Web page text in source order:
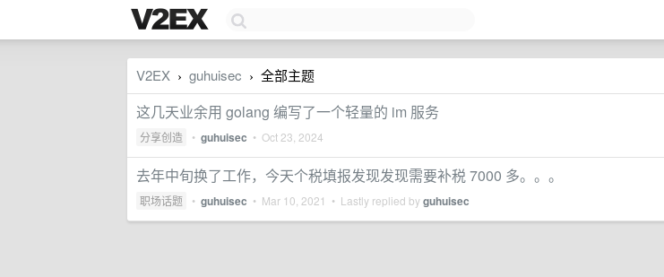
V2EX › guhuisec › 全部主题
这几天业余用 golang 编写了一个轻量的 im 服务
分享创造 • guhuisec • Oct 23, 2024
去年中旬换了工作，今天个税填报发现发现需要补税 7000 多。。。
职场话题 • guhuisec • Mar 10, 2021 • Lastly replied byguhuisec